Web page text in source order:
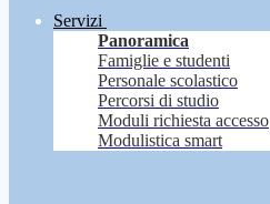
Servizi
Panoramica
Famiglie e studenti
Personale scolastico
Percorsi di studio
Moduli richiesta accesso
Modulistica smart